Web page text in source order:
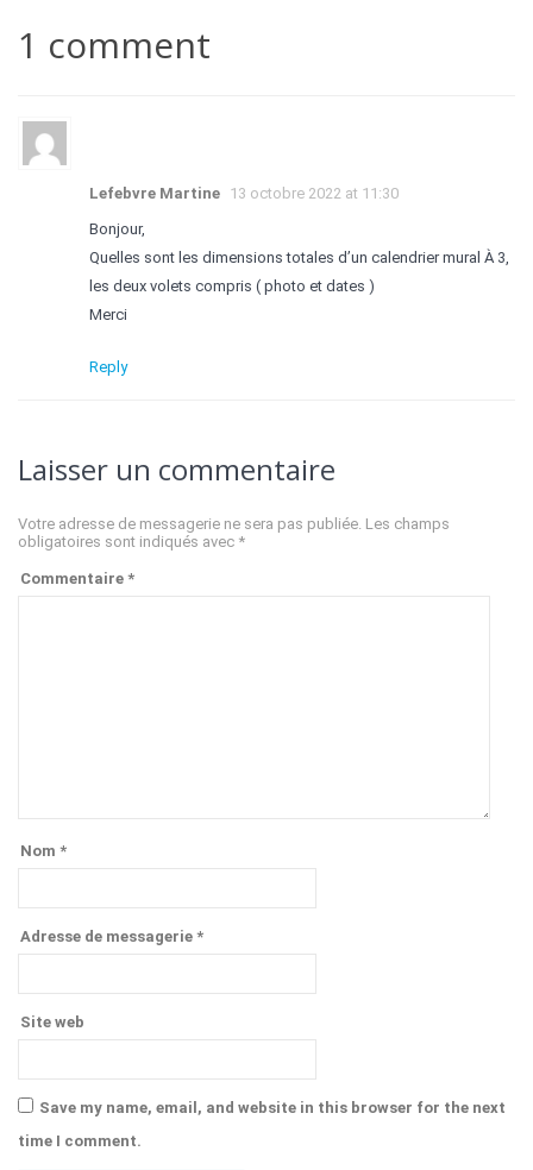
1 comment
Lefebvre Martine 13 octobre 2022 at 11:30
Bonjour,
Quelles sont les dimensions totales d’un calendrier mural À 3,
les deux volets compris ( photo et dates )
Merci
Reply
Laisser un commentaire
Votre adresse de messagerie ne sera pas publiée. Les champs
obligatoires sont indiqués avec *
Commentaire *
Nom *
Adresse de messagerie *
Site web
Save my name, email, and website in this browser for the next
time I comment.